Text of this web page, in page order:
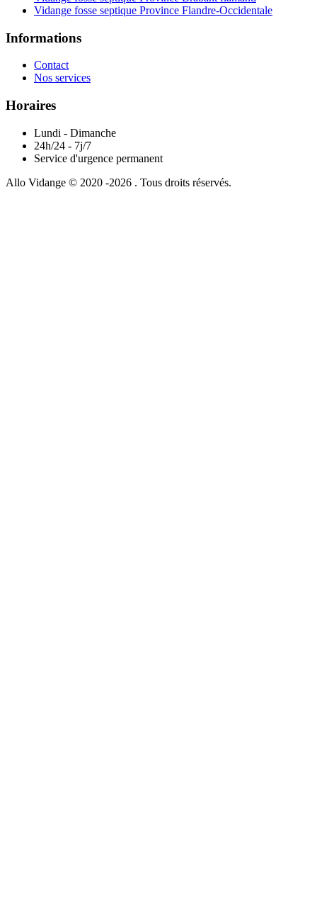
Vidange fosse septique Province Flandre-Occidentale
Informations
Contact
Nos services
Horaires
Lundi - Dimanche
24h/24 - 7j/7
Service d'urgence permanent
Allo Vidange © 2020 -2026 . Tous droits réservés.